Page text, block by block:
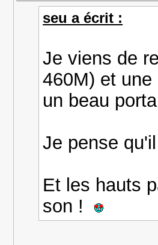
seu a écrit :
Je viens de
460M) et
un beau
Je pense
Et les hauts
son !